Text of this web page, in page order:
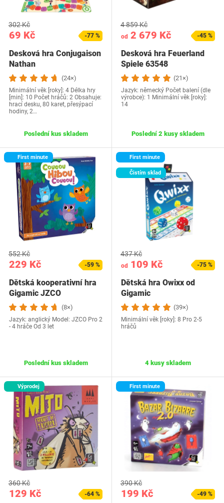
69 Kč
302 Kč
-77 %
Desková hra Conjugaison
Nathan
(24×)
Minimální věk [roky]: 4 Délka hry
[min]: 10 Počet hráčů: 2 Obsahuje:
hrací desku, 80 karet, přesýpací
hodiny, 2…
Poslední kus skladem
od 2 679 Kč
4 859 Kč
-45 %
Desková hra Feuerland
Spiele 63548
(21×)
Jazyk: německý Počet balení (dle
výrobce): 1 Minimální věk [roky]:
14
Poslední 2 kusy skladem
First minute
229 Kč
552 Kč
-59 %
Dětská kooperativní hra
Gigamic JZCO
(8×)
Jazyk: anglický Model: JZCO Pro 2
- 4 hráče Od 3 let
Poslední kus skladem
First minute
Čistím sklad
od 109 Kč
437 Kč
-75 %
Dětská hra Owixx od
Gigamic
(39×)
Minimální věk [roky]: 8 Pro 2-5
hráčů
4 kusy skladem
Výprodej
129 Kč
360 Kč
-64 %
First minute
199 Kč
390 Kč
-49 %